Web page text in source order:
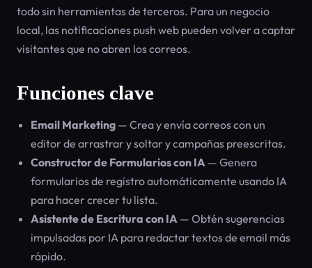
todo sin herramientas de terceros. Para un negocio
local, las notificaciones push web pueden volver a captar
visitantes que no abren los correos.
Funciones clave
Email Marketing — Crea y envía correos con un
editor de arrastrar y soltar y campañas preescritas.
Constructor de Formularios con IA — Genera
formularios de registro automáticamente usando IA
para hacer crecer tu lista.
Asistente de Escritura con IA — Obtén sugerencias
impulsadas por IA para redactar textos de email más
rápido.